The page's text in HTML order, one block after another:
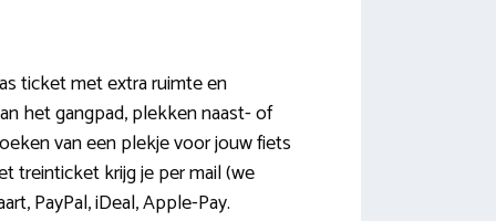
ticket met extra ruimte en
het gangpad, plekken naast- of
van een plekje voor jouw fiets
treinticket krijg je per mail (we
PayPal, iDeal, Apple-Pay.